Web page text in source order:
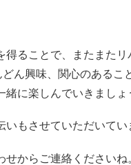
ることで、またまたリ
ん興味、関心のあるこ
に楽しんでいきましょ
もさせていただいてい
からご連絡くださいね